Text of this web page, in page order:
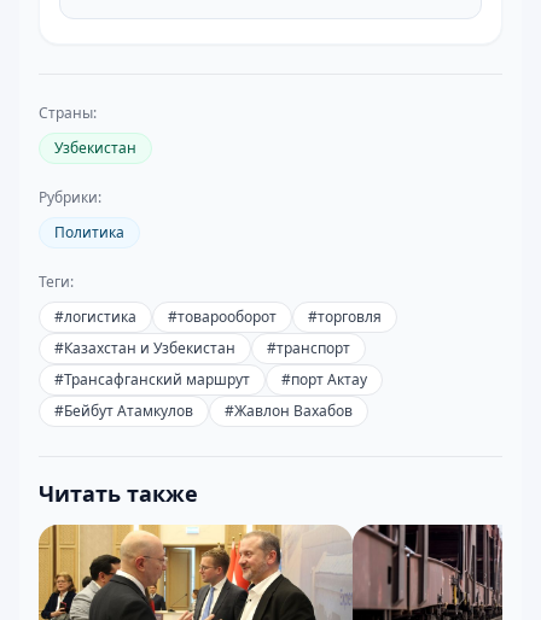
Страны:
Узбекистан
Рубрики:
Политика
Теги:
#логистика #товарооборот #торговля
#Казахстан и Узбекистан #транспорт
#Трансафганский маршрут #порт Актау
#Бейбут Атамкулов #Жавлон Вахабов
Читать также